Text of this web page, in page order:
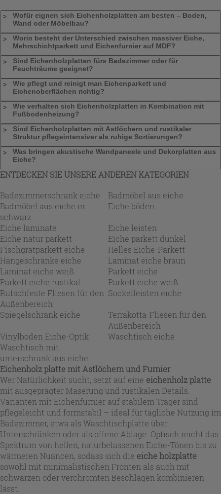
Wofür eignen sich Eichenholzplatten am besten – Boden,
Wand oder Möbelbau?
Worin besteht der Unterschied zwischen massiver Eiche,
Mehrschichtparkett und Eichenfurnier auf MDF?
Sind Eichenholzplatten fürs Badezimmer oder für
Feuchträume geeignet?
Wie pflegt und reinigt man Eichenparkett und
Eichenoberflächen richtig?
Wie verhalten sich Eichenholzplatten in Kombination mit
Fußbodenheizung?
Sind Eichenholzplatten mit Astlöchern und rustikaler
Struktur pflegeintensiver als ruhige Sortierungen?
Was bringen akustische Wandpaneele und Dekorplatten aus
Eiche?
ENTDECKEN SIE UNSERE ANDEREN KATEGORIEN
Badezimmerschrank eiche
Badmöbel aus eiche
Badmöbel aus eiche in
schwarz
Eiche böden
Eiche laminate
Eiche leisten
Eiche natur parkett
Eiche parkett dunkel
Fischgrätparkett eiche
Helles Eiche-Parkett
Hängeschränke eiche
Laminat eiche braun
Laminat eiche weiß
Parkett eiche
Parkett eiche rustikal
Parkett eiche weiß
Rutschfeste Fliesen für den
Außenbereich
Sockelleisten eiche
Spiegelschrank eiche
Terrakotta-Fliesen für den
Außenbereich
Vinylboden Eiche-Optik
Waschtisch eiche
Waschtisch mit
unterschrank aus eiche
Eichenholz platte mit Astlöchern und Furnier
Wer Natürlichkeit sucht, setzt auf eine eichenholz platte
mit ausgeprägter Maserung und rustikalen Details.
Varianten mit Eichenfurnier auf stabilem Träger sind
pflegeleicht und formstabil – ideal für tägliche Nutzung im
Badezimmer, etwa als Waschtischplatte über
Unterschränken oder als offene Ablage. Optisch reicht das
Spektrum von hellen, naturbelassenen Eiche-Tönen bis zu
wärmeren Nuancen, sodass sich die eiche holzplatte
sowohl mit minimalistischen Fronten als auch mit
schwarzen oder verchromten Beschlägen kombinieren
lässt.